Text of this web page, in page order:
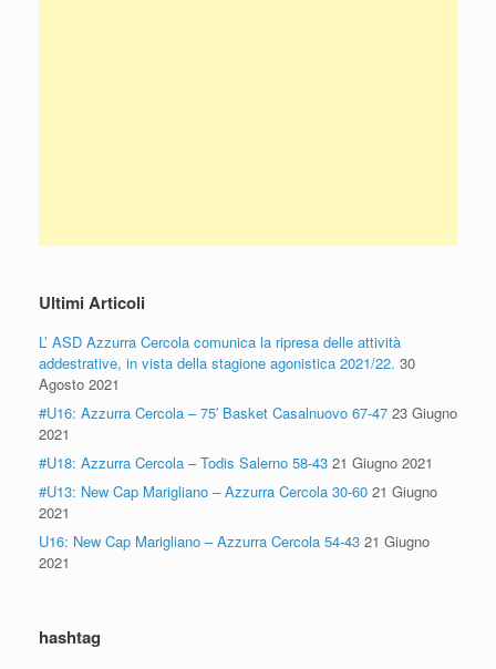
Ultimi Articoli
L’ ASD Azzurra Cercola comunica la ripresa delle attività
addestrative, in vista della stagione agonistica 2021/22. 30
Agosto 2021
#U16: Azzurra Cercola – 75′ Basket Casalnuovo 67-47 23 Giugno
2021
#U18: Azzurra Cercola – Todis Salerno 58-43 21 Giugno 2021
#U13: New Cap Marigliano – Azzurra Cercola 30-60 21 Giugno
2021
U16: New Cap Marigliano – Azzurra Cercola 54-43 21 Giugno
2021
hashtag